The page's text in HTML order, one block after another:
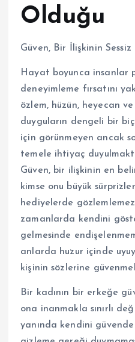
Olduğu
Güven, Bir İlişkinin
Hayat boyunca insanlar
deneyimleme fırsatını
özlem, hüzün, heyecan
duyguların dengeli bir
için görünmeyen ancak
temele ihtiyaç
Güven, bir ilişkinin en
kimse onu büyük
hediyelerde
zamanlarda kendini
gelmesinde
anlarda huzur içinde
kişinin sözlerine
Bir kadının bir erkeğe
ona inanmakla sınırlı
yanında kendini güvende